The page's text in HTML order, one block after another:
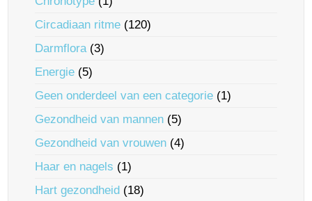
Circadiaan ritme (120)
Darmflora(3)
Energie (5)
Geen onderdeel van een categorie (1)
Gezondheid van mannen (5)
Gezondheid van vrouwen (4)
Haar en nagels (1)
Hart gezondheid (18)